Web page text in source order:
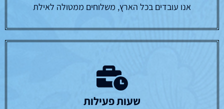
אנו עובדים בכל הארץ, משלוחים ממטולה לאילת
שעות פעילות